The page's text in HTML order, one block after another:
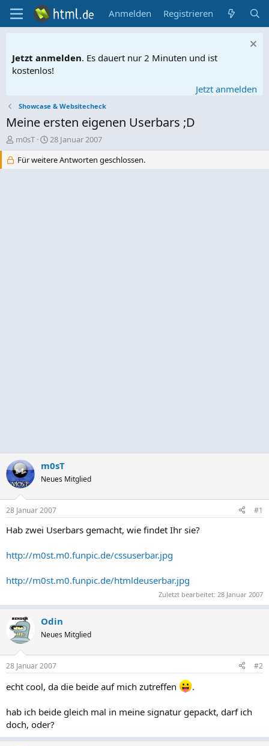
Anmelden Registrieren
Jetzt anmelden. Es dauert nur 2 Minuten und ist
kostenlos!
Jetzt anmelden
Showcase & Websitecheck
Meine ersten eigenen Userbars ;D
E
s
m0sT
E
s
28 Januar 2007
Für weitere Antworten geschlossen.
m0sT
Neues Mitglied
28 Januar 2007 #1
Hab zwei Userbars gemacht, wie findet Ihr sie?
http://m0st.m0.funpic.de/cssuserbar.jpg
http://m0st.m0.funpic.de/htmldeuserbar.jpg
Zuletzt bearbeitet: 28 Januar 2007
Odin
Neues Mitglied
28 Januar 2007 #2
echt cool, da die beide auf mich zutreffen .
hab ich beide gleich mal in meine signatur gepackt, darf ich
doch, oder?